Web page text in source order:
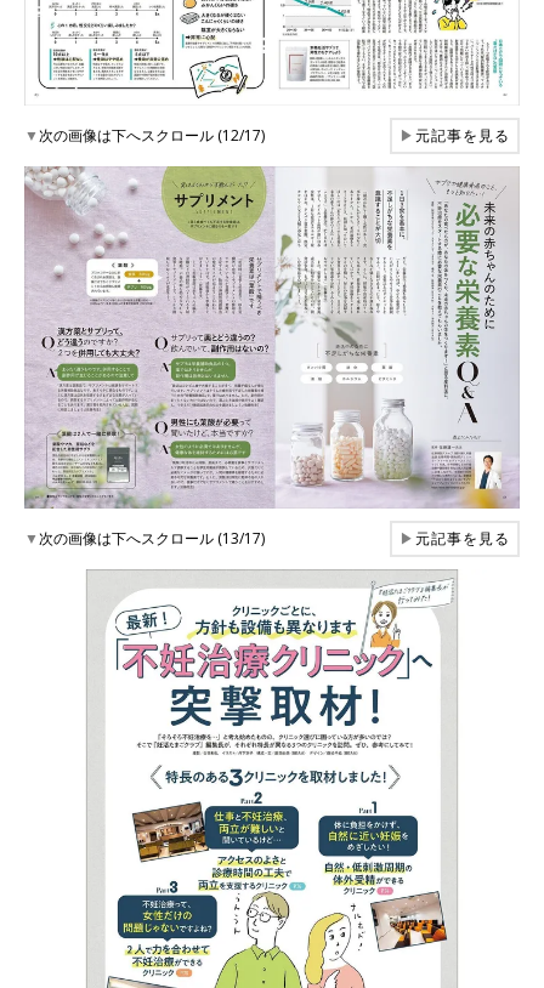
▼次の画像は下へスクロール (12/17) ▶元記事を見る
▼次の画像は下へスクロール (13/17) ▶元記事を見る